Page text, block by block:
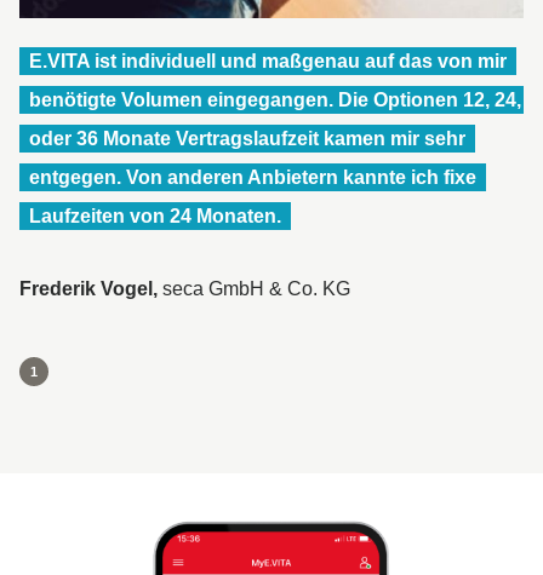
E.VITA ist individuell und maßgenau auf das von mir
benötigte Volumen eingegangen. Die Optionen 12, 24,
oder 36 Monate Vertragslaufzeit kamen mir sehr
entgegen. Von anderen Anbietern kannte ich fixe
Laufzeiten von 24 Monaten.
Frederik Vogel seca GmbH & Co. KG
1